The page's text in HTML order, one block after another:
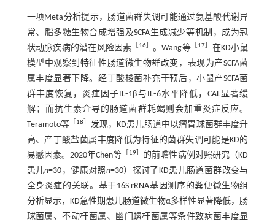
一项Meta分析提示，肠道菌群失调可能通过氨基酸代谢异
常、脂多糖生物合成增强及SCFA生成减少等机制，成为冠
状动脉疾病的潜在风险因素
16］ 。Wang等［ 17
在KD小鼠
模型中观察到特征性肠道微生物群改变，表现为产SCFA菌
属丰度显著下降。经丁酸梭菌补充干预后，小鼠产SCFA菌
群丰度恢复，炎症因子IL⁃1β与IL⁃6水平降低，CAL显著缓
解；而抗生素介导的肠道菌群耗竭则会加重炎症反应。
Teramoto等［ 18
发现，KD患儿肠道中以瘤胃球菌群丰度升
高、产丁酸盐菌属丰度降低为特征的菌群失调可能是KD的
易感因素。2020年Chen等［ 19］
的前瞻性病例对照研究（KD
患儿n=30，健康对照n=30）探讨了KD患儿肠道菌群改变与
全身炎症的关联。基于16S rRNA基因测序的粪便微生物组
分析显示，KD急性期患儿肠道微生物α多样性显著降低，肠
球菌属、不动杆菌属、幽门螺杆菌属等条件致病菌丰度显